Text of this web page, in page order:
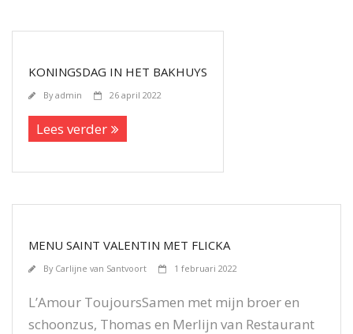
KONINGSDAG IN HET BAKHUYS
Byadmin 26 april 2022
Lees verder
MENU SAINT VALENTIN MET FLICKA
By Carlijne van Santvoort 1 februari 2022
L’Amour ToujoursSamen met mijn broer en
schoonzus, Thomas en Merlijn van Restaurant